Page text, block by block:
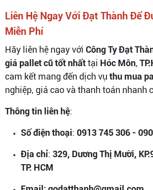
Liên Hệ Ngay Với Đạt Thành Để
Miễn Phí
Hãy liên hệ ngay với Công Ty Đạt
giá pallet cũ tốt nhấttại Hóc Môn,
cam kết mang đến dịch vụ thu mua
nghiệp, giá cao và thanh toán nhanh
Thông tin liên hệ:
Số điện thoại: 0913 745 306 -
Địa chỉ: 329, Dương Thị Mười,
TP. HCM